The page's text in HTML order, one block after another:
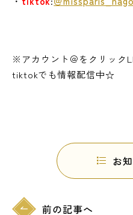
※アカウント＠をクリック
tiktokでも情報配信中☆
前の記事へ
お